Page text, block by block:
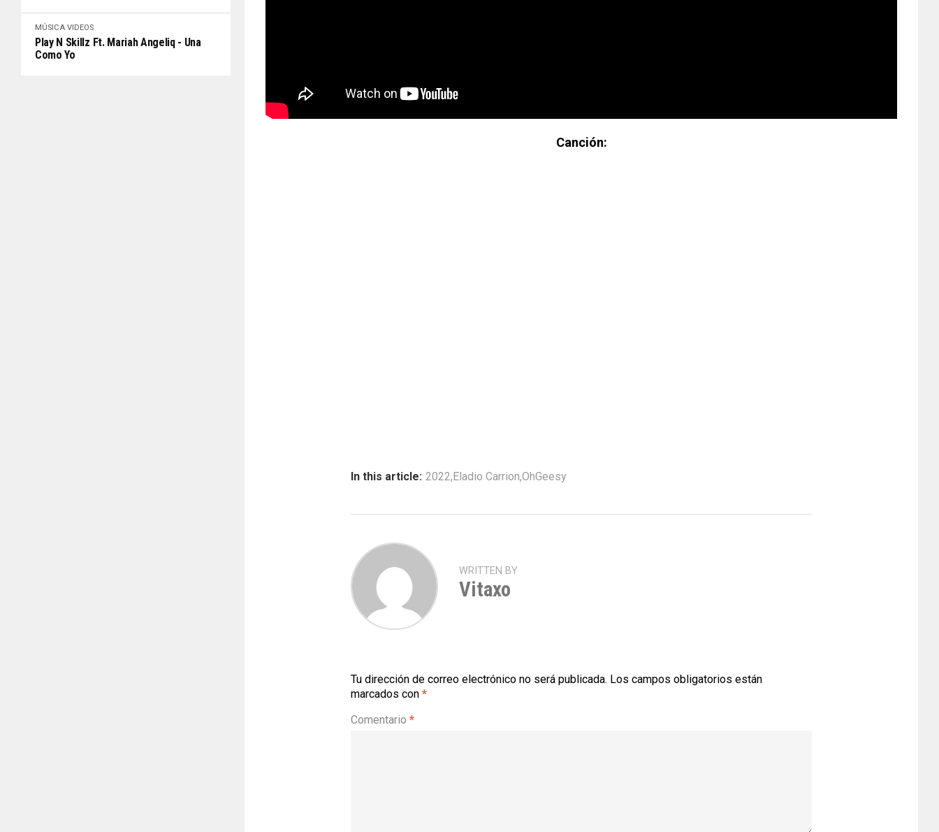
MÚSICA VIDEOS
Play N Skillz Ft. Mariah Angeliq - Una
Como Yo
Canción:
In this article: 2022,Eladio Carrion,OhGeesy
WRITTEN BY
Vitaxo
Tu dirección de correo electrónico no será publicada. Los campos obligatorios están
marcados con *
Comentario *